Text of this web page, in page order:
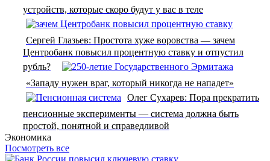
устройств, которые скоро будут у вас в теле
Сергей Глазьев: Простота хуже воровства — зачем
Центробанк повысил процентную ставку и отпустил
рубль?
«Западу нужен враг, который никогда не нападет»
Олег Сухарев: Пора прекратить
пенсионные эксперименты — система должна быть
простой, понятной и справедливой
Экономика
Посмотреть все